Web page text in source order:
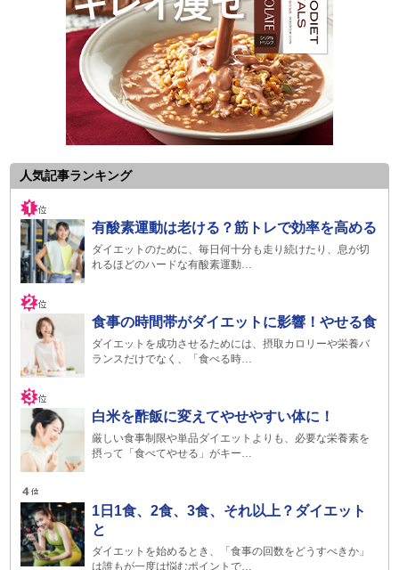
人気記事ランキング
有酸素運動は老ける？筋トレで効率を高める
ダイエットのために、毎日何十分も走り続けたり、息が切
れるほどのハードな有酸素運動…
食事の時間帯がダイエットに影響！やせる食
ダイエットを成功させるためには、摂取カロリーや栄養バ
ランスだけでなく、「食べる時…
白米を酢飯に変えてやせやすい体に！
厳しい食事制限や単品ダイエットよりも、必要な栄養素を
摂って「食べてやせる」がキー…
1日1食、2食、3食、それ以上？ダイエット
と
ダイエットを始めるとき、「食事の回数をどうすべきか」
は誰もが一度は悩むポイントで…